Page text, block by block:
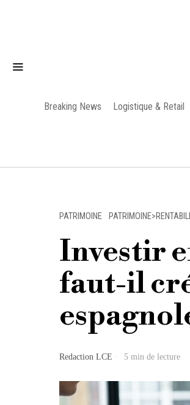
Breaking News Logistique & Retail
PATRIMOINE ·
Investir
faut-il
Redaction LCE 5 min de lecture